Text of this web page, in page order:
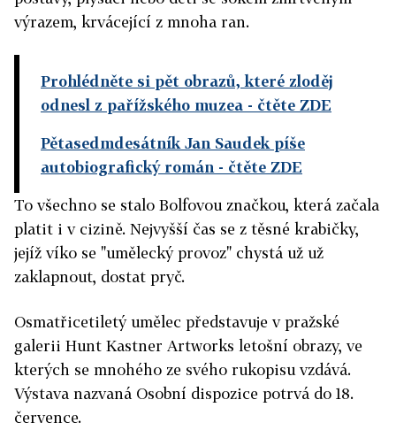
výrazem, krvácející z mnoha ran.
Prohlédněte si pět obrazů, které zloděj
odnesl z pařížského muzea - čtěte ZDE
Pětasedmdesátník Jan Saudek píše
autobiografický román - čtěte ZDE
To všechno se stalo Bolfovou značkou, která začala
platit i v cizině. Nejvyšší čas se z těsné krabičky,
jejíž víko se "umělecký provoz" chystá už už
zaklapnout, dostat pryč.
Osmatřicetiletý umělec představuje v pražské
galerii Hunt Kastner Artworks letošní obrazy, ve
kterých se mnohého ze svého rukopisu vzdává.
Výstava nazvaná Osobní dispozice potrvá do 18.
července.